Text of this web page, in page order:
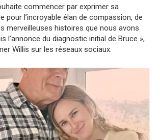
commencer par exprimer sa
pour l’incroyable élan de compassion, de
merveilleuses histoires que nous avons
l’annonce du diagnostic initial de Bruce »,
Willis sur les réseaux sociaux.